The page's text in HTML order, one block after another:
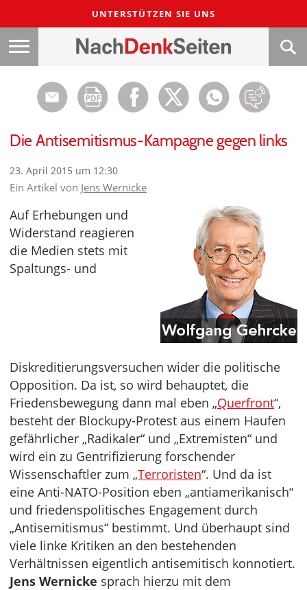
UNTERSTÜTZEN SIE UNS
Die Antisemitismus-Kampagne gegen links
23. April 2015 um 12:30
Ein Artikel von Jens Wernicke
Auf Erhebungen und
Widerstand reagieren
die Medien stets mit
Spaltungs- und
Diskreditierungsversuchen wider die politische
Opposition. Da ist, so wird behauptet, die
Friedensbewegung dann mal eben „Querfront“,
besteht der Blockupy-Protest aus einem Haufen
gefährlicher „Radikaler“ und „Extremisten“ und
wird ein zu Gentrifizierung forschender
Wissenschaftler zum „Terroristen“. Und da ist
eine Anti-NATO-Position eben „antiamerikanisch“
und friedenspolitisches Engagement durch
„Antisemitismus“ bestimmt. Und überhaupt sind
viele linke Kritiken an den bestehenden
Verhältnissen eigentlich antisemitisch konnotiert.
Jens Wernicke sprach hierzu mit dem